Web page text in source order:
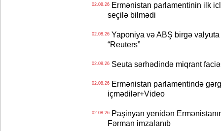
02.08.26Ermənistan parlamentinin ilk
seçilə bilmədi
02.08.26Yaponiya və ABŞ birgə valyuta
“Reuters”
02.08.26Seuta sərhədində miqrant
02.08.26Ermənistan parlamentində
içmədilər+Video
02.08.26Paşinyan yenidən
Fərman imzalanıb